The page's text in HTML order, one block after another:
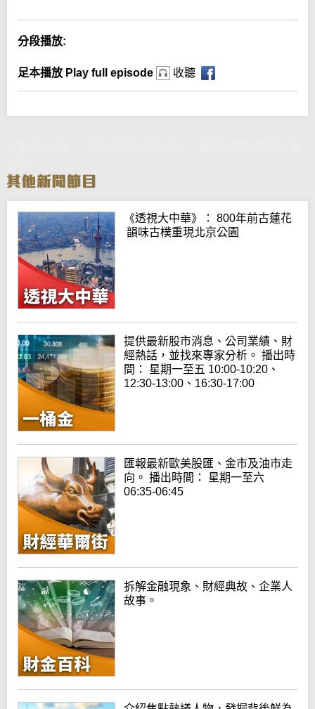
分段播放:
足本播放 Play full episode 收聽
《透視大中華》： 800年前古蓮花
韻味古樸重現北京公園
提供最新股市消息、公司業績、財
經熱話，並找來專家分析。 播出時
間： 星期一至五 10:00-10:20、
12:30-13:00、16:30-17:00
匯報最新歐美股匯、金市及油市走
向。 播出時間： 星期一至六
06:35-06:45
拆解金融現象、財經典故、企業人
故事。